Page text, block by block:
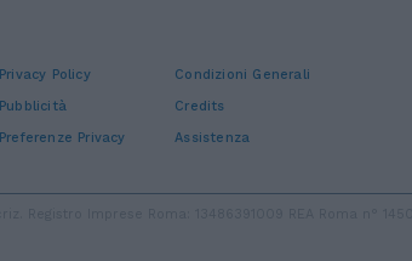
Privacy Policy
Condizioni Generali
Pubblicità
Credits
Preferenze Privacy Assistenza